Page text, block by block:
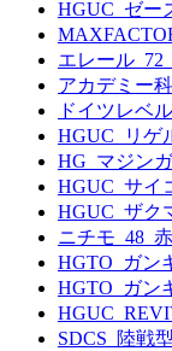
HGUC_ゼー
エレール
アカデミー
ドイツレベ
HGUC_リゲ
HG_マジン
HGUC_サイ
HGUC_ザク
ニチモ_48_
HGTO_ガン
HGTO_ガン
SDCS_陸戦